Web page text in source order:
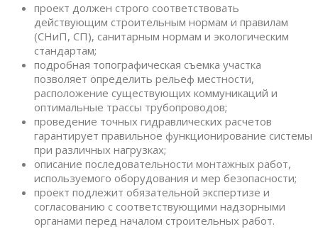
проект должен строго соответствовать
действующим строительным нормам и правилам
(СНиП, СП), санитарным нормам и экологическим
стандартам;
подробная топографическая съемка участка
позволяет определить рельеф местности,
расположение существующих коммуникаций и
оптимальные трассы трубопроводов;
проведение точных гидравлических расчетов
гарантирует правильное функционирование системы
при различных нагрузках;
описание последовательности монтажных работ,
используемого оборудования и мер безопасности;
проект подлежит обязательной экспертизе и
согласованию с соответствующими надзорными
органами перед началом строительных работ.